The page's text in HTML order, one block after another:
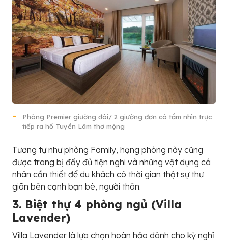
Phòng Premier giường đôi/ 2 giường đơn có tầm nhìn trực
tiếp ra hồ Tuyền Lâm thơ mộng
Tương tự như phòng Family, hạng phòng này cũng
được trang bị đầy đủ tiện nghi và những vật dụng cá
nhân cần thiết để du khách có thời gian thật sự thư
giãn bên cạnh bạn bè, người thân.
3. Biệt thự 4 phòng ngủ (Villa
Lavender)
Villa Lavender là lựa chọn hoàn hảo dành cho kỳ nghỉ